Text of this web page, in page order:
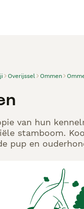
Overijssel Ommen
van hun
stamboom.
pup en